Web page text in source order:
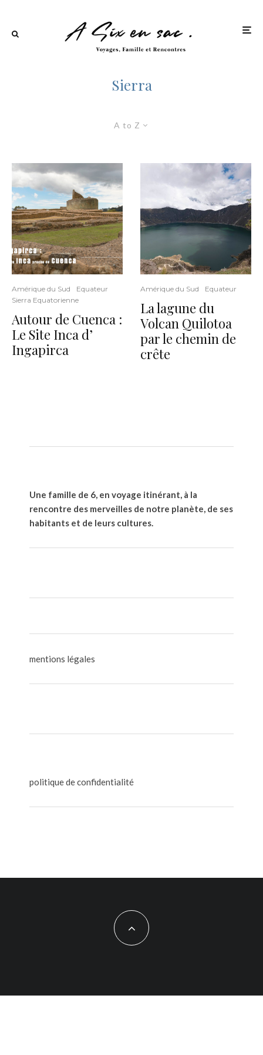
Sierra
A to Z
Amérique du Sud
Equateur
Sierra Equatorienne
Autour de Cuenca :
Le Site Inca d’
Ingapirca
Amérique du Sud Equateur
La lagune du
Volcan Quilotoa
par le chemin de
crête
Une famille de 6, en voyage itinérant, à la
rencontre des merveilles de notre planète, de ses
habitants et de leurs cultures.
mentions légales
politique de confidentialité